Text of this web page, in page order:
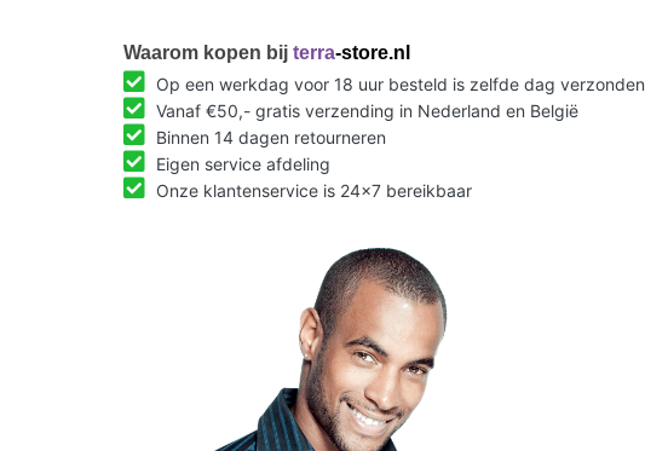
Waarom kopen bij terra-store.nl
Op een werkdag voor 18 uur besteld is zelfde dag verzonden
Vanaf €50,- gratis verzending in Nederland en België
Binnen 14 dagen retourneren
Eigen service afdeling
Onze klantenservice is 24x7 bereikbaar